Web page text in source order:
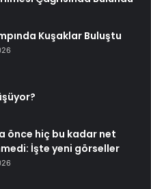
Kuşaklar Buluştu
önce hiç bu kadar net
İşte yeni görseller